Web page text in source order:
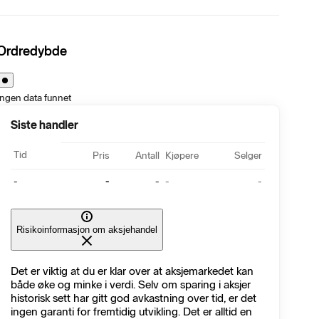
data funnet
Siste handler
Tid Pris Antall Kjøpere Selger
- - - - -
Risikoinformasjon om aksjehandel
Det er viktig at du er klar over at aksjemarkedet kan
både øke og minke i verdi. Selv om sparing i aksjer
historisk sett har gitt god avkastning over tid, er det
ingen garanti for fremtidig utvikling. Det er alltid en